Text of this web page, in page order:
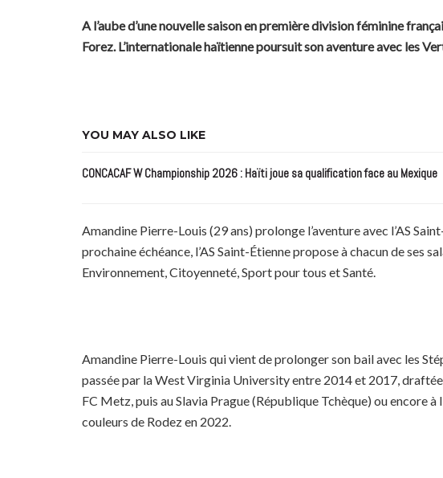
A l’aube d’une nouvelle saison en première division féminine
Forez. L’internationale haïtienne poursuit son aventure avec les
YOU MAY ALSO LIKE
CONCACAF W Championship 2026 : Haïti joue sa qualification face au Mexique
Amandine Pierre-Louis (29 ans) prolonge l’aventure avec l’AS
prochaine échéance, l’AS Saint-Étienne propose à chacun de ses
Environnement, Citoyenneté, Sport pour tous et Santé.
Amandine Pierre-Louis qui vient de prolonger son bail avec les
passée par la West Virginia University entre 2014 et 2017,
FC Metz, puis au Slavia Prague (République Tchèque) ou encore
couleurs de Rodez en 2022.